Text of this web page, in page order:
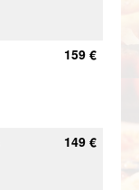
159 €
149 €